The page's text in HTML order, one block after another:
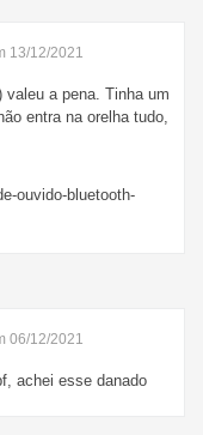
13/12/2021
valeu a pena. Tinha um
entra na orelha tudo,
ouvido-bluetooth-
06/12/2021
achei esse danado